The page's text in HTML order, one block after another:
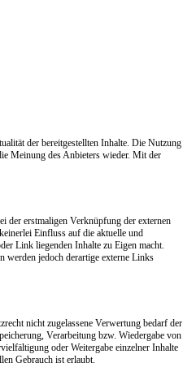
der bereitgestellten Inhalte. Die Nutzung
Meinung des Anbieters wieder. Mit der
der erstmaligen Verknüpfung der externen
Einfluss auf die aktuelle und
Link liegenden Inhalte zu Eigen macht.
werden jedoch derartige externe Links
nicht zugelassene Verwertung bedarf der
Verarbeitung bzw. Wiedergabe von
oder Weitergabe einzelner Inhalte
Gebrauch ist erlaubt.